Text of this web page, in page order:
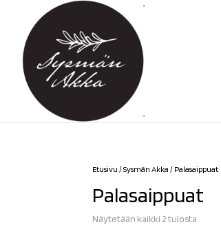
Etusivu /Sysmän Akka / Palasaippuat
Palasaippuat
Näytetään kaikki 2 tulosta